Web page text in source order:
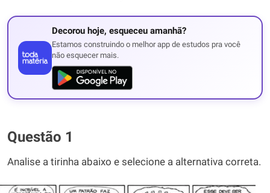
Decorou hoje, esqueceu amanhã?
Estamos construindo o melhor app de estudos pra você
não esquecer mais.
Questão 1
Analise a tirinha abaixo e selecione a alternativa correta.